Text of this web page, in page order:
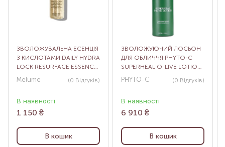
ЗВОЛОЖУВАЛЬНА ЕСЕНЦІЯ
З КИСЛОТАМИ DAILY HYDRA
LOCK RESURFACE ESSENCE,
30 МЛ
Melume (0 Відгуків)
В наявності
1 150 ₴
В кошик
ЗВОЛОЖУЮЧИЙ ЛОСЬОН
ДЛЯ ОБЛИЧЧЯ PHYTO-C
SUPERHEAL O-LIVE LOTION,
60 МЛ
PHYTO-C (0 Відгуків)
В наявності
6 910 ₴
В кошик